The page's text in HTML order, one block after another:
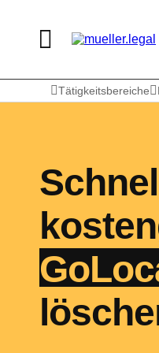
Tätigkeitsbereiche